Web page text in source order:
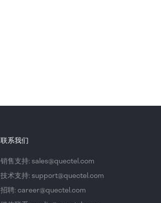
联系我们
销售支持: sales@quectel.com
技术支持: support@quectel.com
招聘: career@quectel.com